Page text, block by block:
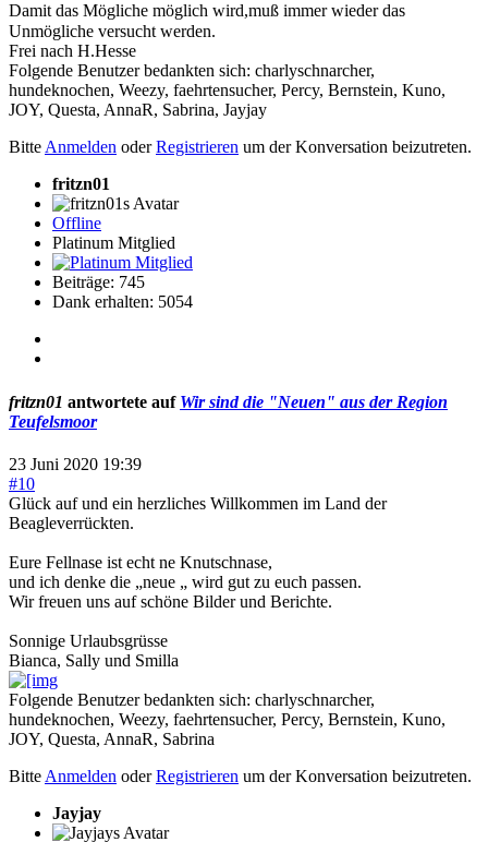
Damit das Mögliche möglich wird,muß immer wieder das
Unmögliche versucht werden.
Frei nach H.Hesse
Folgende Benutzer bedankten sich: charlyschnarcher,
hundeknochen, Weezy, faehrtensucher, Percy, Bernstein, Kuno,
JOY, Questa, AnnaR, Sabrina, Jayjay
BitteAnmelden oderRegistrieren um der Konversation beizutreten.
fritzn01
Offline
Platinum Mitglied
Beiträge: 745
Dank erhalten: 5054
fritzn01 antwortete auf Wir sind die "Neuen" aus der Region
Teufelsmoor
23 Juni 2020 19:39
#10
Glück auf und ein herzliches Willkommen im Land der
Beagleverrückten.
Eure Fellnase ist echt ne Knutschnase,
und ich denke die „neue „ wird gut zu euch passen.
Wir freuen uns auf schöne Bilder und Berichte.
Sonnige Urlaubsgrüsse
Bianca, Sally und Smilla
Folgende Benutzer bedankten sich: charlyschnarcher,
hundeknochen, Weezy, faehrtensucher, Percy, Bernstein, Kuno,
JOY, Questa, AnnaR, Sabrina
Bitte Anmelden oderRegistrieren um der Konversation beizutreten.
Jayjay